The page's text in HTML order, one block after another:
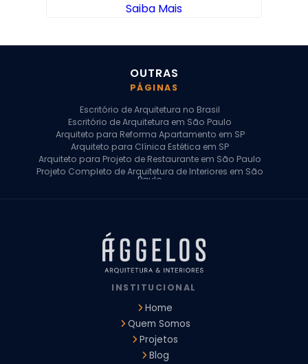
Saiba Mais
OUTRAS
PÁGINAS
Escritório de Arquitetura no Brasil
Escritório de Arquitetura em São Paulo
Arquiteto para Reforma Apartamento em SP
Arquiteto para Clínica Estética em SP
Arquiteto para Projeto de Restaurante em São Paulo
Projeto Completo de Arquitetura de Interiores em São
Paulo
Arquiteto para Projeto Comercial em São Paulo
Arquiteto Comercial
Arquiteto para Reforma de Apartamento
Arquiteto para Reforma Residencial
Arquitetura para Reforma de Casas
Design de Interiores Apartamentos
Design de Interiores Residencial
Empresa de Arquitetura e Design
Empresas de Arquitetura e Design de Interiores
INSTITUCIONAL
Home
Quem Somos
Projetos
Blog